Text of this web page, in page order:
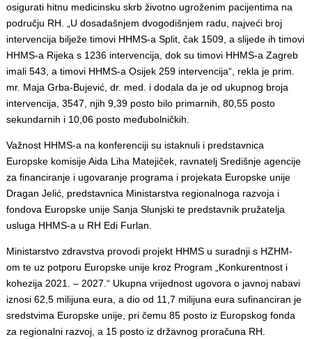
osigurati hitnu medicinsku skrb životno ugroženim pacijentima na
području RH. „U dosadašnjem dvogodišnjem radu, najveći broj
intervencija bilježe timovi HHMS-a Split, čak 1509, a slijede ih timovi
HHMS-a Rijeka s 1236 intervencija, dok su timovi HHMS-a Zagreb
imali 543, a timovi HHMS-a Osijek 259 intervencija“, rekla je prim.
mr. Maja Grba-Bujević, dr. med. i dodala da je od ukupnog broja
intervencija, 3547, njih 9,39 posto bilo primarnih, 80,55 posto
sekundarnih i 10,06 posto međubolničkih.
Važnost HHMS-a na konferenciji su istaknuli i predstavnica
Europske komisije Aida Liha Matejiček, ravnatelj Središnje agencije
za financiranje i ugovaranje programa i projekata Europske unije
Dragan Jelić, predstavnica Ministarstva regionalnoga razvoja i
fondova Europske unije Sanja Slunjski te predstavnik pružatelja
usluga HHMS-a u RH Edi Furlan.
Ministarstvo zdravstva provodi projekt HHMS u suradnji s HZHM-
om te uz potporu Europske unije kroz Program „Konkurentnost i
kohezija 2021. – 2027.“ Ukupna vrijednost ugovora o javnoj nabavi
iznosi 62,5 milijuna eura, a dio od 11,7 milijuna eura sufinanciran je
sredstvima Europske unije, pri čemu 85 posto iz Europskog fonda
za regionalni razvoj, a 15 posto iz državnog proračuna RH.